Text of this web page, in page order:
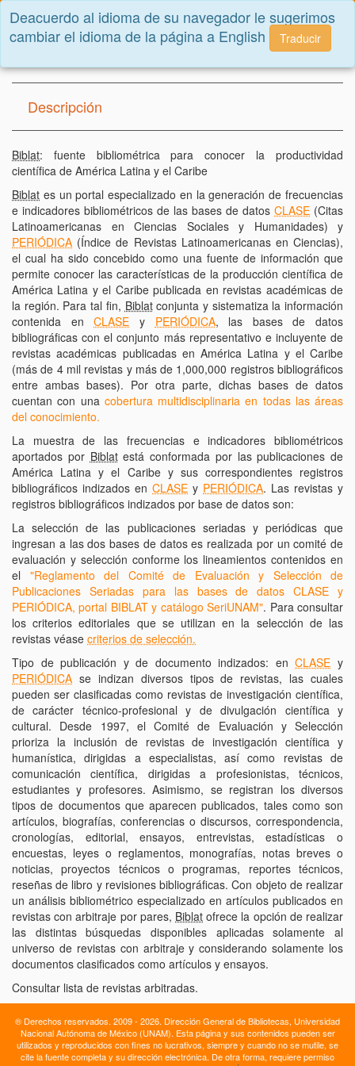
Toggle
Descripción
Biblat: fuente bibliométrica para conocer la productividad
científica de América Latina y el Caribe
Biblat es un portal especializado en la generación de frecuencias
e indicadores bibliométricos de las bases de datos CLASE (Citas
Latinoamericanas en Ciencias Sociales y Humanidades) y
PERIÓDICA (Índice de Revistas Latinoamericanas en Ciencias),
el cual ha sido concebido como una fuente de información que
permite conocer las características de la producción científica de
América Latina y el Caribe publicada en revistas académicas de
la región. Para tal fin, Biblatconjunta y sistematiza la información
contenida enCLASE y PERIÓDICA, las bases de datos
bibliográficas con el conjunto más representativo e incluyente de
revistas académicas publicadas en América Latina y el Caribe
(más de 4 mil revistas y más de 1,000,000 registros bibliográficos
entre ambas bases). Por otra parte, dichas bases de datos
cuentan con una cobertura multidisciplinaria en todas las áreas
del conocimiento.
La muestra de las frecuencias e indicadores bibliométricos
aportados por Biblatestá conformada por las publicaciones de
América Latina y el Caribe y sus correspondientes registros
bibliográficos indizados en CLASE y PERIÓDICA. Las revistas y
registros bibliográficos indizados por base de datos son:
La selección de las publicaciones seriadas y periódicas que
ingresan a las dos bases de datos es realizada por un comité de
evaluación y selección conforme los lineamientos contenidos en
el "Reglamento del Comité de Evaluación y Selección de
Publicaciones Seriadas para las bases de datos CLASE y
PERIÓDICA, portal BIBLAT y catálogo SeriUNAM". Para consultar
los criterios editoriales que se utilizan en la selección de las
revistas véase criterios de selección.
Tipo de publicación y de documento indizados: enCLASE y
PERIÓDICA se indizan diversos tipos de revistas, las cuales
pueden ser clasificadas como revistas de investigación científica,
de carácter técnico-profesional y de divulgación científica y
cultural. Desde 1997, el Comité de Evaluación y Selección
prioriza la inclusión de revistas de investigación científica y
humanística, dirigidas a especialistas, así como revistas de
comunicación científica, dirigidas a profesionistas, técnicos,
estudiantes y profesores. Asimismo, se registran los diversos
tipos de documentos que aparecen publicados, tales como son
artículos, biografías, conferencias o discursos, correspondencia,
cronologías, editorial, ensayos, entrevistas, estadísticas o
encuestas, leyes o reglamentos, monografías, notas breves o
noticias, proyectos técnicos o programas, reportes técnicos,
reseñas de libro y revisiones bibliográficas. Con objeto de realizar
un análisis bibliométrico especializado en artículos publicados en
revistas con arbitraje por pares, Biblat ofrece la opción de realizar
las distintas búsquedas disponibles aplicadas solamente al
universo de revistas con arbitraje y considerando solamente los
documentos clasificados como artículos y ensayos.
Consultar lista de revistas arbitradas.
® Derechos reservados. 2009 - 2026. Dirección General de Bibliotecas, Universidad
Nacional Autónoma de México (UNAM). Esta página y sus contenidos pueden ser
utilizados y reproducidos con fines no lucrativos, siempre y cuando no se mutile, se
cite la fuente completa y su dirección electrónica. De otra forma, requiere permiso
Deacuerdo al idioma de su navegador le sugerimos
cambiar el idioma de la página a English
Traducir